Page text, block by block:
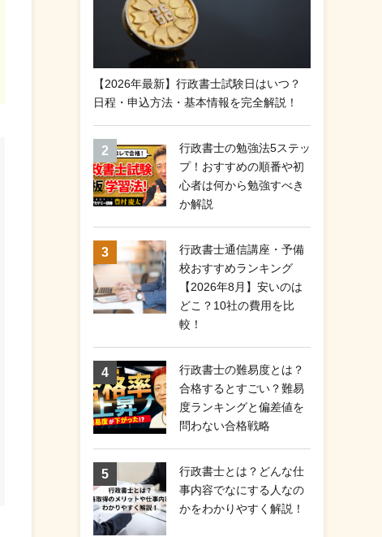
【2026年最新】行政書士試験日はいつ？
日程・申込方法・基本情報を完全解説！
行政書士の勉強法5ステッ
プ！おすすめの順番や初
心者は何から勉強すべき
か解説
行政書士通信講座・予備
校おすすめランキング
【2026年8月】安いのは
どこ？10社の費用を比
較！
行政書士の難易度とは？
合格するとすごい？難易
度ランキングと偏差値を
問わない合格戦略
行政書士とは？どんな仕
事内容でなにする人なの
かをわかりやすく解説！